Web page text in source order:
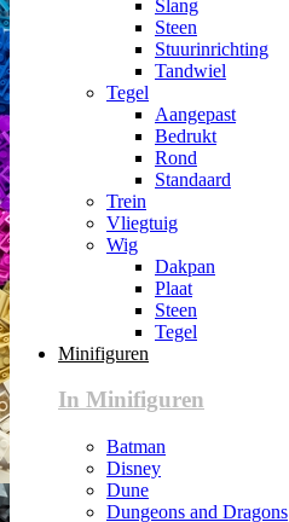
Slang
Steen
Stuurinrichting
Tandwiel
Tegel
Aangepast
Bedrukt
Rond
Standaard
Trein
Vliegtuig
Wig
Dakpan
Plaat
Steen
Tegel
Minifiguren
In Minifiguren
Batman
Disney
Dune
Dungeons and Dragons